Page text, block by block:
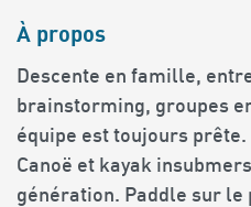
À propos
Descente en famille,
brainstorming, groupes
équipe est toujours prête.
Canoë et kayak
génération. Paddle sur le